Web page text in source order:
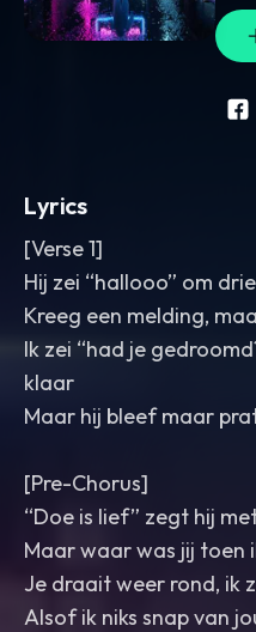
swells
Lyrics
[Verse 1]
Hij zei “hallooo” om
Kreeg een melding,
Ik zei “had je
klaar
Maar hij bleef maar
[Pre-Chorus]
“Doe is lief” zegt hij
Maar waar was jij toen
Je draait weer rond, ik
Alsof ik niks snap van